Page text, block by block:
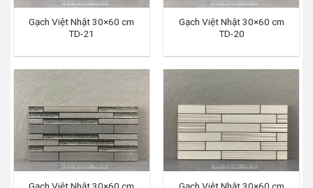
Gạch Việt Nhật 30×60 cm
TD-21
Gạch Việt Nhật 30×60 cm
TD-20
Gạch Việt Nhật 30×60 cm
Gạch Việt Nhật 30×60 cm